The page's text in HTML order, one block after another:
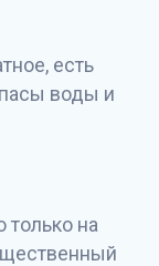
есть
воды и
на